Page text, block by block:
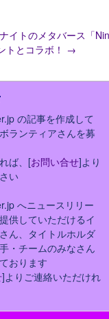
イトのメタバース「
とコラボ！ →
の記事を作成して
ランティアさんを募
ば、[お問い合せ]より
い
へニュースリリー
供していただけるイ
ん、タイトルホルダ
・チームのみなさん
おります
]よりご連絡いただけれ